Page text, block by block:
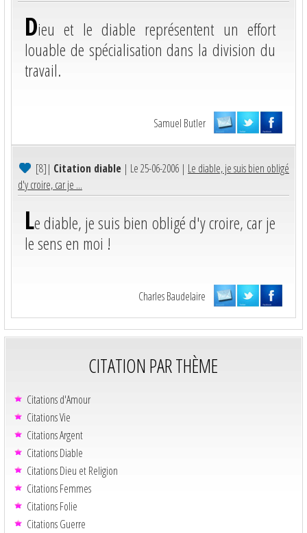
Dieu et le diable représentent un effort
louable de spécialisation dans la division du
travail.
Samuel Butler
[8]| Citation diable | Le 25-06-2006 | Le diable, je suis bien obligé
d'y croire, car je ...
Le diable, je suis bien obligé d'y croire, car je
le sens en moi !
Charles Baudelaire
CITATION PAR THÈME
Citations d'Amour
Citations Vie
Citations Argent
Citations Diable
Citations Dieu et Religion
Citations Femmes
Citations Folie
Citations Guerre